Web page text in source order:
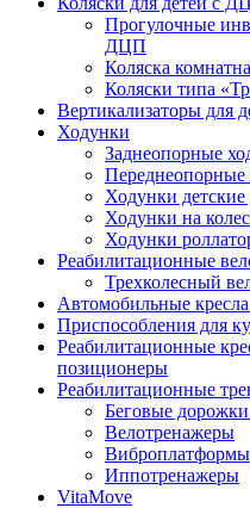
Прогулочные
ДЦП
Коляска
Коляски типа
Вертикализаторы для
Ходунки
Заднеопорные
Переднеопорные
Ходунки
Ходунки на
Ходунки
Реабилитационные
Трехколесный
Автомобильные
Приспособления для
Реабилитационные
позиционеры
Реабилитационные
Беговые
Велотренажеры
Виброплатформы
Иппотренажеры
VitaMove